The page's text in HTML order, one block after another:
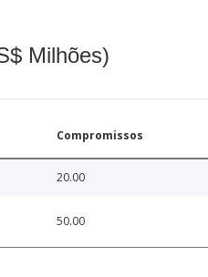
Milhões)
Compromissos
20.00
50.00